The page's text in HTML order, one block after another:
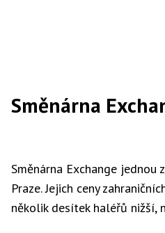
Směnárna
Směnárna Exchange jednou
Praze. Jejich ceny
několik desítek haléřů nižší,